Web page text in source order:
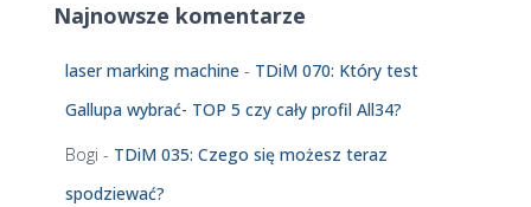
w
ę
o
w
y
c
Najnowsze komentarze
laser marking machine - TDiM 070: Który test
Gallupa wybrać- TOP 5 czy cały profil All34?
Bogi - TDiM 035: Czego się możesz teraz
spodziewać?